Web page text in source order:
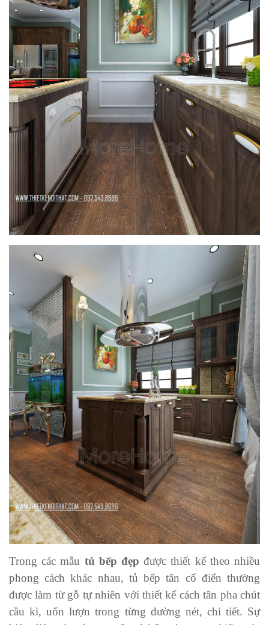
Trong các mẫu tủ bếp đẹp được thiết kế theo nhiều
phong cách khác nhau, tủ bếp tân cổ điển thường
được làm từ gỗ tự nhiên với thiết kế cách tân pha chút
cầu kì, uốn lượn trong từng đường nét, chi tiết. Sự